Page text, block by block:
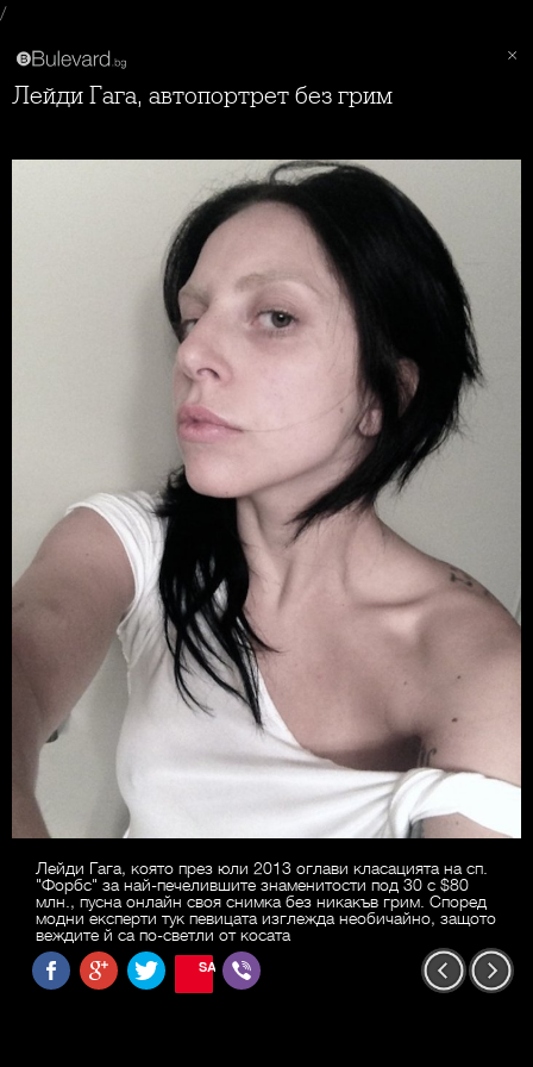
/
Лейди Гага, автопортрет без грим
Лейди Гага, която през юли 2013 оглави класацията на сп.
"Форбс" за най-печелившите знаменитости под 30 с $80
млн., пусна онлайн своя снимка без никакъв грим. Според
модни експерти тук певицата изглежда необичайно, защото
веждите й са по-светли от косата
SAVE